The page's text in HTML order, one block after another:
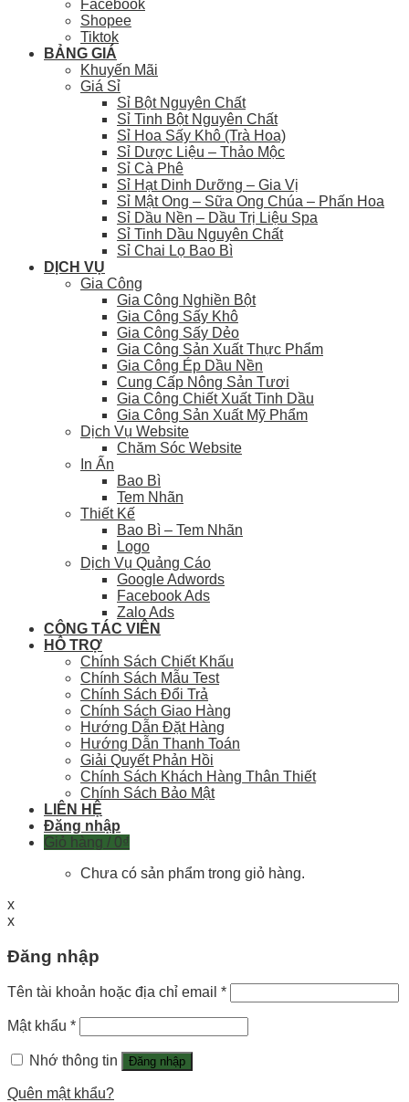
Facebook
Shopee
Tiktok
BẢNG GIÁ
Khuyến Mãi
Giá Sỉ
Sỉ Bột Nguyên Chất
Sỉ Tinh Bột Nguyên Chất
Sỉ Hoa Sấy Khô (Trà Hoa)
Sỉ Dược Liệu – Thảo Mộc
Sỉ Cà Phê
Sỉ Hạt Dinh Dưỡng – Gia Vị
Sỉ Mật Ong – Sữa Ong Chúa – Phấn Hoa
Sỉ Dầu Nền – Dầu Trị Liệu Spa
Sỉ Tinh Dầu Nguyên Chất
Sỉ Chai Lọ Bao Bì
DỊCH VỤ
Gia Công
Gia Công Nghiền Bột
Gia Công Sấy Khô
Gia Công Sấy Dẻo
Gia Công Sản Xuất Thực Phẩm
Gia Công Ép Dầu Nền
Cung Cấp Nông Sản Tươi
Gia Công Chiết Xuất Tinh Dầu
Gia Công Sản Xuất Mỹ Phẩm
Dịch Vụ Website
Chăm Sóc Website
In Ấn
Bao Bì
Tem Nhãn
Thiết Kế
Bao Bì – Tem Nhãn
Logo
Dịch Vụ Quảng Cáo
Google Adwords
Facebook Ads
Zalo Ads
CỘNG TÁC VIÊN
HỖ TRỢ
Chính Sách Chiết Khấu
Chính Sách Mẫu Test
Chính Sách Đổi Trả
Chính Sách Giao Hàng
Hướng Dẫn Đặt Hàng
Hướng Dẫn Thanh Toán
Giải Quyết Phản Hồi
Chính Sách Khách Hàng Thân Thiết
Chính Sách Bảo Mật
LIÊN HỆ
Đăng nhập
Giỏ hàng / 0₫
Chưa có sản phẩm trong giỏ hàng.
x
x
Đăng nhập
Tên tài khoản hoặc địa chỉ email *
Mật khẩu *
Nhớ thông tin Đăng nhập
Quên mật khẩu?